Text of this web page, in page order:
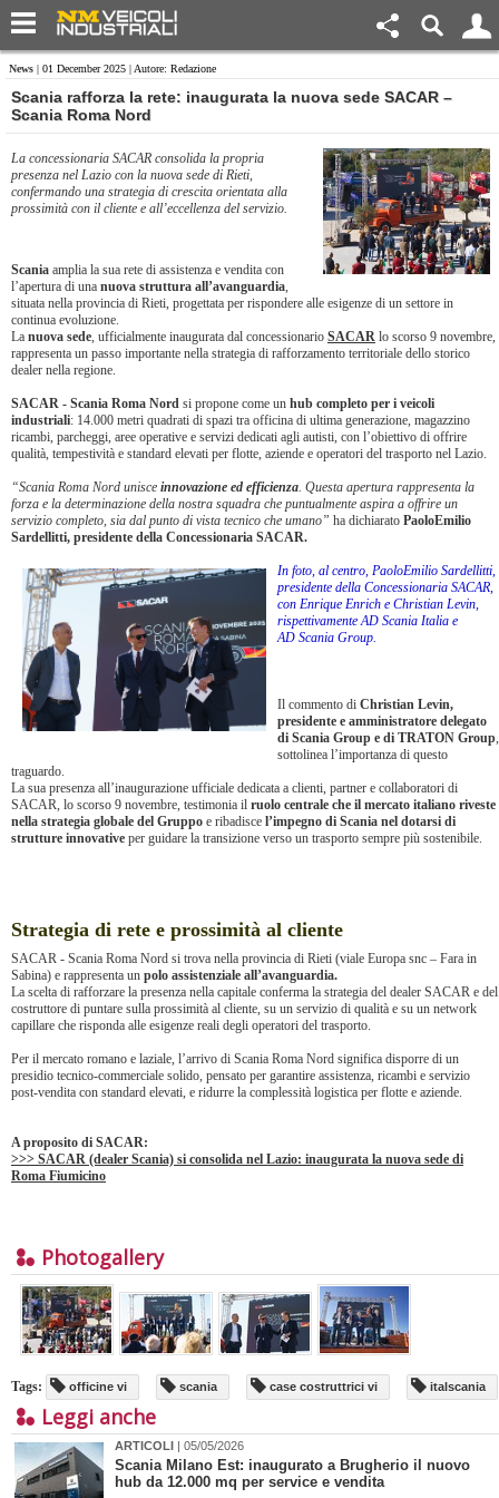
News | 01 December 2025 | Autore: Redazione
Scania rafforza la rete: inaugurata la nuova sede SACAR –
Scania Roma Nord
La concessionaria SACAR consolida la propria
presenza nel Lazio con la nuova sede di Rieti,
confermando una strategia di crescita orientata alla
prossimità con il cliente e all’eccellenza del servizio.
Scania amplia la sua rete di assistenza e vendita con
l’apertura di una nuova struttura all’avanguardia,
situata nella provincia di Rieti, progettata per rispondere alle esigenze di un settore in
continua evoluzione.
La nuova sede, ufficialmente inaugurata dal concessionario SACAR lo scorso 9 novembre,
rappresenta un passo importante nella strategia di rafforzamento territoriale dello storico
dealer nella regione.
SACAR - Scania Roma Nord si propone come un hub completo per i veicoli
industriali: 14.000 metri quadrati di spazi tra officina di ultima generazione, magazzino
ricambi, parcheggi, aree operative e servizi dedicati agli autisti, con l’obiettivo di offrire
qualità, tempestività e standard elevati per flotte, aziende e operatori del trasporto nel Lazio.
“Scania Roma Nord unisce innovazione ed efficienza. Questa apertura rappresenta la
forza e la determinazione della nostra squadra che puntualmente aspira a offrire un
servizio completo, sia dal punto di vista tecnico che umano” ha dichiarato PaoloEmilio
Sardellitti, presidente della Concessionaria SACAR.
In foto, al centro, PaoloEmilio Sardellitti,
presidente della Concessionaria SACAR,
con Enrique Enrich e Christian Levin,
rispettivamente AD Scania Italia e
AD Scania Group.
Il commento di Christian Levin,
presidente e amministratore delegato
di Scania Group e di TRATON Group,
sottolinea l’importanza di questo
traguardo.
La sua presenza all’inaugurazione ufficiale dedicata a clienti, partner e collaboratori di
SACAR, lo scorso 9 novembre, testimonia il ruolo centrale che il mercato italiano riveste
nella strategia globale del Gruppo e ribadisce l’impegno di Scania nel dotarsi di
strutture innovative per guidare la transizione verso un trasporto sempre più sostenibile.
Strategia di rete e prossimità al cliente
SACAR - Scania Roma Nord si trova nella provincia di Rieti (viale Europa snc – Fara in
Sabina) e rappresenta un polo assistenziale all’avanguardia.
La scelta di rafforzare la presenza nella capitale conferma la strategia del dealer SACAR e del
costruttore di puntare sulla prossimità al cliente, su un servizio di qualità e su un network
capillare che risponda alle esigenze reali degli operatori del trasporto.
Per il mercato romano e laziale, l’arrivo di Scania Roma Nord significa disporre di un
presidio tecnico-commerciale solido, pensato per garantire assistenza, ricambi e servizio
post-vendita con standard elevati, e ridurre la complessità logistica per flotte e aziende.
A proposito di SACAR:
>>> SACAR (dealer Scania) si consolida nel Lazio: inaugurata la nuova sede di
Roma Fiumicino
Photogallery
Tags: officine vi scania case costruttrici vi italscania
Leggi anche
ARTICOLI | 05/05/2026
Scania Milano Est: inaugurato a Brugherio il nuovo
hub da 12.000 mq per service e vendita